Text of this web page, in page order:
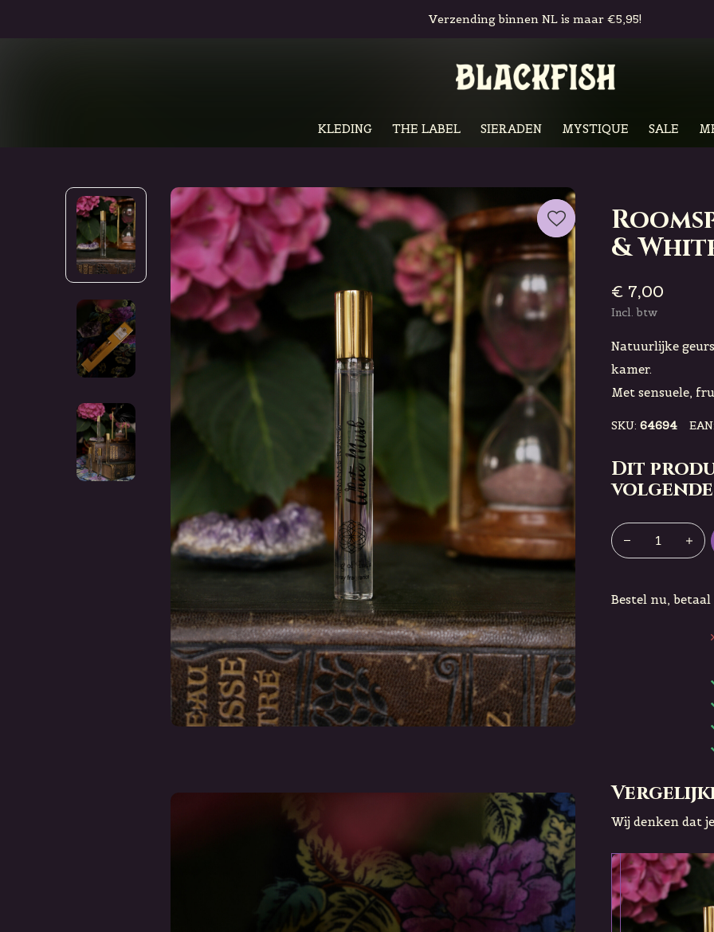
KLEDING THE LABEL SIERADEN MYSTIQUE SALE
Gratis in-store pickup & retour
&
€ 7,00
Incl. btw
Natuurlijke
kamer.
Met sensuele,
SKU: 64694 EAN:
Dit
Bestel nu,
Wij denken dat